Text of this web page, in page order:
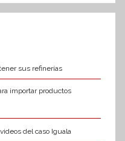
sus refinerías
importar productos
del caso Iguala